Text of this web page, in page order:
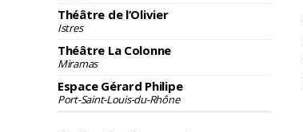
Théâtre de l’Olivier
Istres
Théâtre La Colonne
Miramas
Espace Gérard Philipe
Port-Saint-Louis-du-Rhône